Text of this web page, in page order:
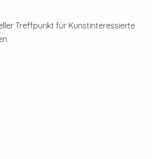
Treffpunkt für Kunstinteressierte